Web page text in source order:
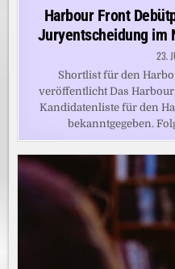
in
Harbour Front
Juryentscheidung im
23.
Shortlist für den
veröffentlicht Das
Kandidatenliste für den
bekanntgegeben.